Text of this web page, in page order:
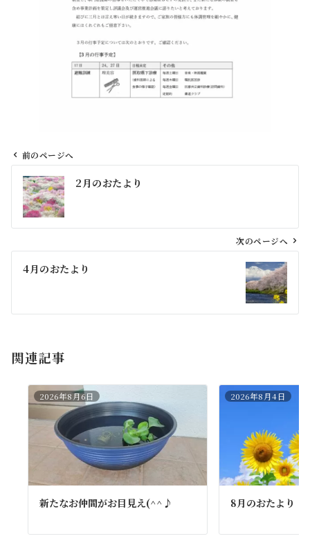
ビ
ン
前のページへ
2月のおたより
次のページへ
4月のおたより
関連記事
2026年8月6日
新たなお仲間がお目見え(^^♪
2026年8月4日
8月のおたより